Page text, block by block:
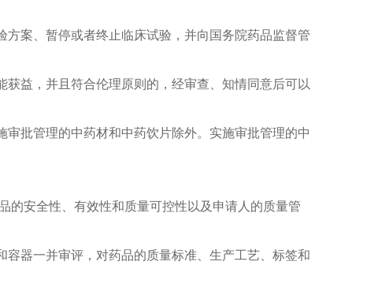
案、暂停或者终止临床试验，并向国务院药品监督管
益，并且符合伦理原则的，经审查、知情同意后可以
批管理的中药材和中药饮片除外。实施审批管理的中
安全性、有效性和质量可控性以及申请人的质量管
器一并审评，对药品的质量标准、生产工艺、标签和